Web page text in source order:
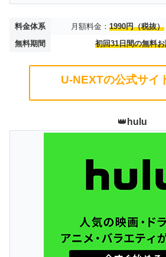
料金体系 月額料金： 1990円（税抜）
無料期間
初回31日間の無料
U-NEXTの公式サイ
👑 hulu